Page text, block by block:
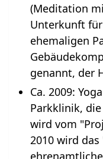
(Meditation
Unterkunft für
ehemaligen
genannt, der
Ca. 2009:
Parkklinik,
wird vom
2010 wird